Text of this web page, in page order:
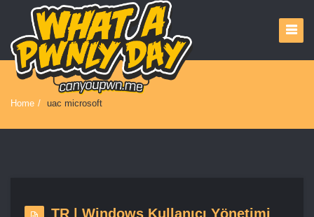
Home / uac microsoft
TR | Windows Kullanıcı Yönetimi